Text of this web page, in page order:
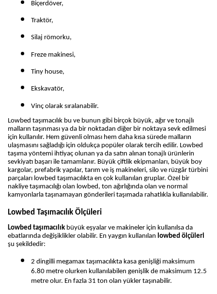
Biçerdöver,
Traktör,
Silaj römorku,
Freze makinesi,
Tiny house,
Ekskavatör,
Vinç olarak sıralanabilir.
Lowbed taşımacılık bu ve bunun gibi birçok büyük, ağır ve tonajlı
malların taşınması ya da bir noktadan diğer bir noktaya sevk edilmesi
için kullanılır. Hem güvenli olması hem daha kısa sürede malların
ulaşmasını sağladığı için oldukça popüler olarak tercih edilir. Lowbed
taşıma yöntemi ihtiyaç olunan ya da satın alınan tonajlı ürünlerin
sevkiyatı başarı ile tamamlanır. Büyük çiftlik ekipmanları, büyük boy
kargolar, prefabrik yapılar, tarım ve iş makineleri, silo ve rüzgâr türbini
parçaları lowbed taşımacılıkta en çok kullanılan gruplar. Özel bir
nakliye taşımacılığı olan lowbed, ton ağırlığında olan ve normal
kamyonlarla taşınamayan gönderileri taşımada rahatlıkla kullanılabilir.
Lowbed Taşımacılık Ölçüleri
Lowbed taşımacılık büyük eşyalar ve makineler için kullanılsa da
ebatlarında değişiklikler olabilir. En yaygın kullanılan lowbed ölçüleri
şu şekildedir:
2 dingilli megamax taşımacılıkta kasa genişliği maksimum
6.80 metre olurken kullanılabilen genişlik de maksimum 12.5
metre olur. En fazla 31 ton olan yükler taşınabilir.